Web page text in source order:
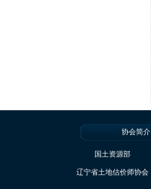
协会简介
国土资源部
辽宁省土地估价师协会